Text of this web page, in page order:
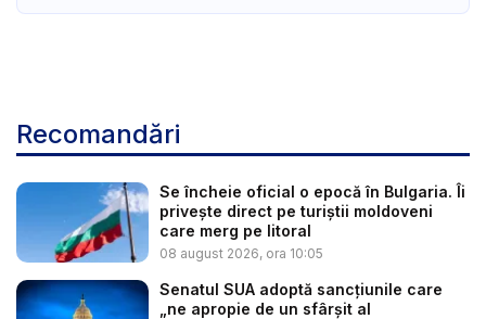
Recomandări
Se încheie oficial o epocă în Bulgaria. Îi
privește direct pe turiștii moldoveni
care merg pe litoral
08 august 2026, ora 10:05
Senatul SUA adoptă sancțiunile care
„ne apropie de un sfârșit al